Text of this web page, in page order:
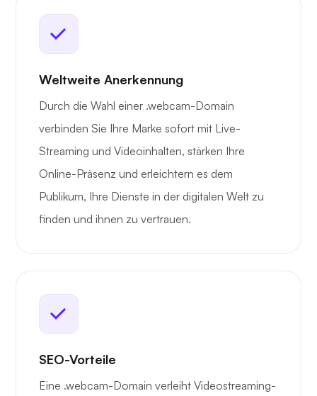
Weltweite Anerkennung
Durch die Wahl einer .webcam-Domain
verbinden Sie Ihre Marke sofort mit Live-
Streaming und Videoinhalten, stärken Ihre
Online-Präsenz und erleichtern es dem
Publikum, Ihre Dienste in der digitalen Welt zu
finden und ihnen zu vertrauen.
SEO-Vorteile
Eine .webcam-Domain verleiht Videostreaming-